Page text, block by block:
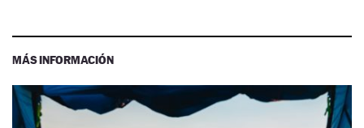
MÁS INFORMACIÓN